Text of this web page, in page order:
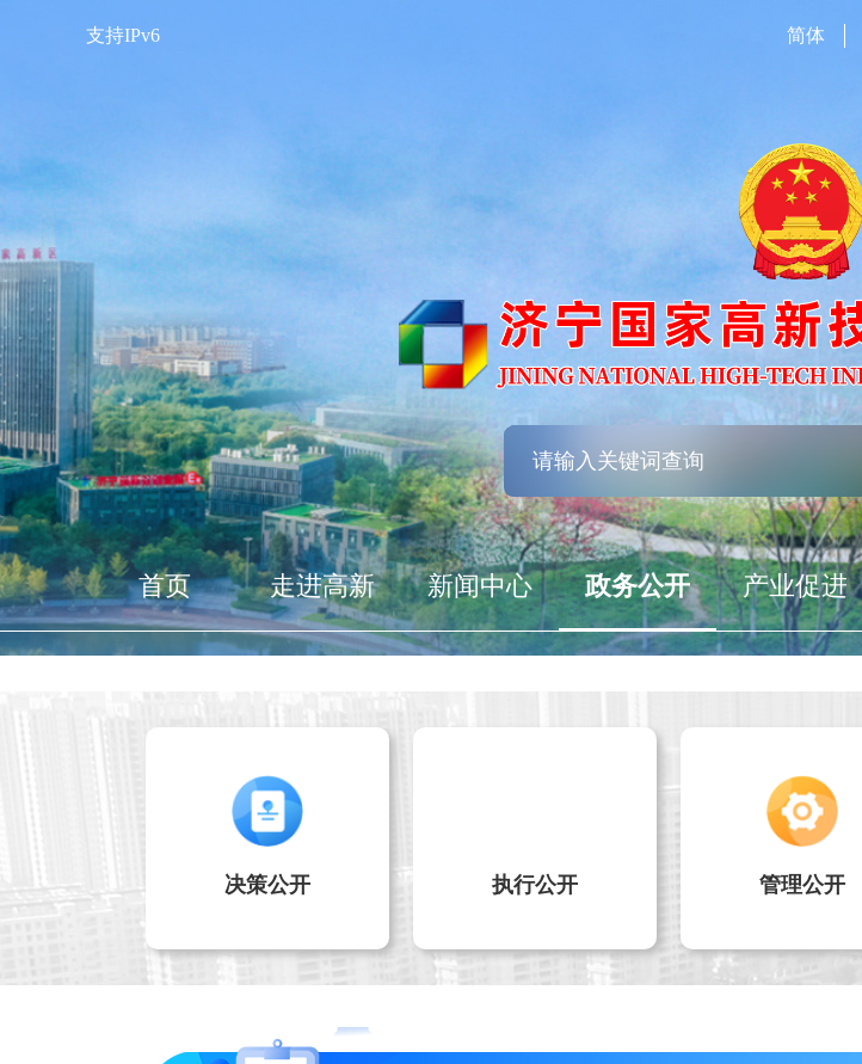
支持IPv6 简体
首页 走进高新 新闻中心 政务公开 产业促进
决策公开 执行公开 管理公开